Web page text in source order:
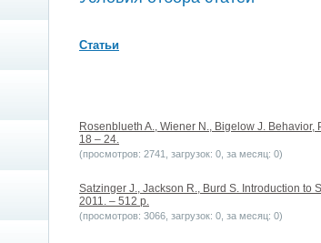
Статьи
Rosenblueth A., Wiener N., Bigelow J.
18 – 24.
(просмотров: 2741, загрузок: 0, за месяц: 0)
Satzinger J., Jackson R., Burd S. Introduction to
2011. – 512 p.
(просмотров: 3066, загрузок: 0, за месяц: 0)